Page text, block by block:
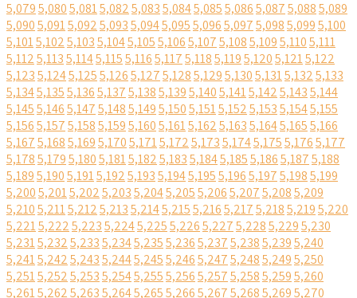
5,0795,0805,0815,0825,0835,0845,0855,0865,0875,0885,089
5,0905,0915,0925,0935,0945,0955,0965,0975,0985,0995,100
5,1015,1025,1035,1045,1055,1065,1075,1085,1095,1105,111
5,1125,1135,1145,1155,1165,1175,1185,1195,1205,1215,122
5,1235,1245,1255,1265,1275,1285,1295,1305,1315,1325,133
5,1345,1355,1365,1375,1385,1395,1405,1415,1425,1435,144
5,1455,1465,1475,1485,1495,1505,1515,1525,1535,1545,155
5,1565,1575,1585,1595,1605,1615,1625,1635,1645,1655,166
5,1675,1685,1695,1705,1715,1725,1735,1745,1755,1765,177
5,1785,1795,1805,1815,1825,1835,1845,1855,1865,1875,188
5,1895,1905,1915,1925,1935,1945,1955,1965,1975,1985,199
5,2005,2015,2025,2035,2045,2055,2065,2075,2085,209
5,2105,2115,2125,2135,2145,2155,2165,2175,2185,2195,220
5,2215,2225,2235,2245,2255,2265,2275,2285,2295,230
5,2315,2325,2335,2345,2355,2365,2375,2385,2395,240
5,2415,2425,2435,2445,2455,2465,2475,2485,2495,250
5,2515,2525,2535,2545,2555,2565,2575,2585,2595,260
5,2615,2625,2635,2645,2655,2665,2675,2685,2695,270